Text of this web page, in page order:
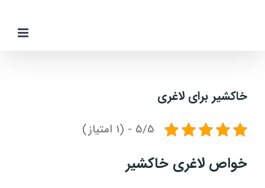
خاکشیر برای لاغری
5/5 - (1 امتیاز)
خواص لاغری خاکشیر